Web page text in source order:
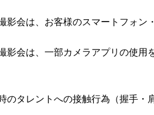
影会は、お客様のスマートフォン
影会は、一部カメラアプリの使用
のタレントへの接触行為（握手・